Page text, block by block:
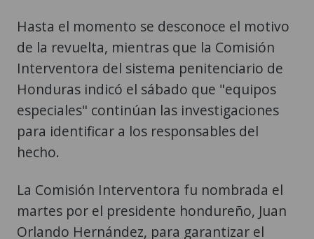
Hasta el momento se desconoce el motivo
de la revuelta, mientras que la Comisión
Interventora del sistema penitenciario de
Honduras indicó el sábado que "equipos
especiales" continúan las investigaciones
para identificar a los responsables del
hecho.
La Comisión Interventora fu nombrada el
martes por el presidente hondureño, Juan
Orlando Hernández, para garantizar el